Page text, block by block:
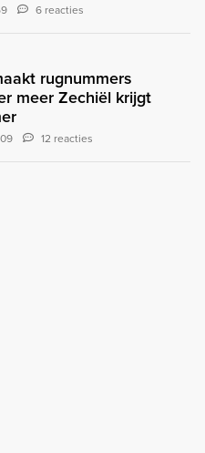
6 reacties
rugnummers
meer Zechiël krijgt
12 reacties